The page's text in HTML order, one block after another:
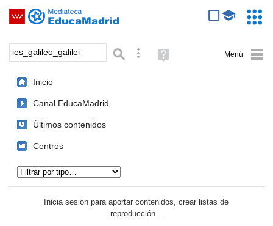
Saltar navegación
Palabra o frase: Búsqueda avanzada
Ayuda
(en
Inicio
Canal EducaMadrid
Últimos contenidos
Centros
Inicia sesión para aportar contenidos, crear listas de
reproducción...